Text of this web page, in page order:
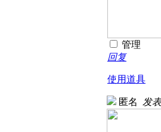
管理
回复
使用道具
匿名 发